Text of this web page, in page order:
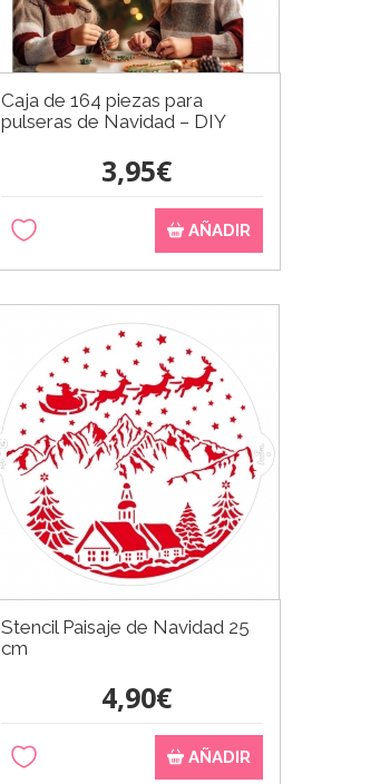
Caja de 164 piezas para
pulseras de Navidad – DIY
3,95€
AÑADIR
Stencil Paisaje de Navidad 25
cm
4,90€
AÑADIR